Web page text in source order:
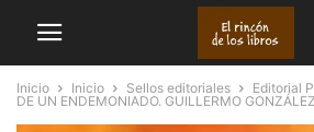
Inicio Inicio Sellos editoriales Editorial
DE UN ENDEMONIADO. GUILLERMO